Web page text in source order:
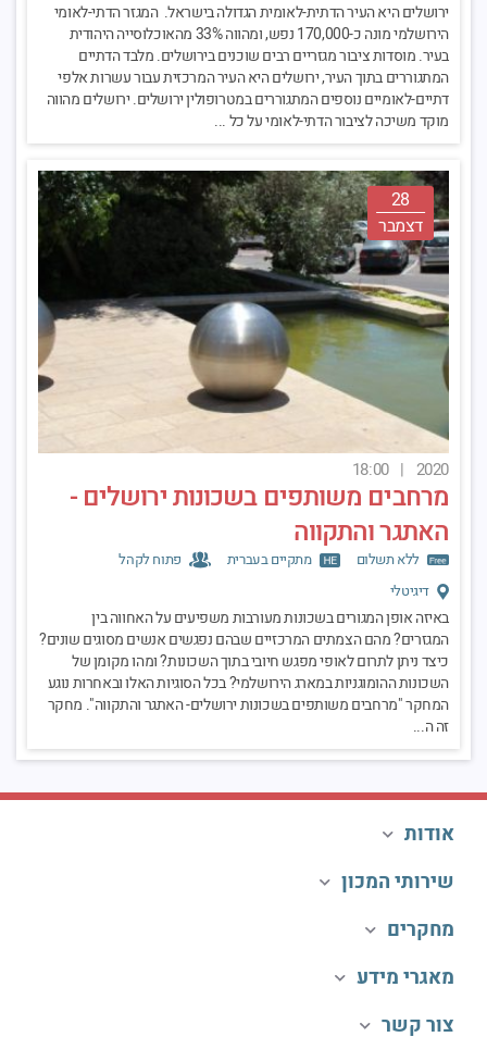
ירושלים היא העיר הדתית-לאומית הגדולה בישראל. המגזר הדתי-לאומי
הירושלמי מונה כ-170,000 נפש, ומהווה 33% מהאוכלוסייה היהודית
בעיר. מוסדות ציבור מגזריים רבים שוכנים בירושלים. מלבד הדתיים
המתגוררים בתוך העיר, ירושלים היא העיר המרכזית עבור עשרות אלפי
דתיים-לאומיים נוספים המתגוררים במטרופולין ירושלים. ירושלים מהווה
מוקד משיכה לציבור הדתי-לאומי על כל ...
28
דצמבר
2020
|
18:00
מרחבים משותפים בשכונות ירושלים -
האתגר והתקווה
ללא תשלום מתקיים בעברית
פתוח לקהל
דיגיטלי
באיזה אופן המגורים בשכונות מעורבות משפיעים על האחווה בין
המגזרים? מהם הצמתים המרכזיים שבהם נפגשים אנשים מסוגים שונים?
כיצד ניתן לתרום לאופי מפגש חיובי בתוך השכונות? ומהו מקומן של
השכונות ההומוגניות במארג הירושלמי? בכל הסוגיות האלו ובאחרות נוגע
המחקר "מרחבים משותפים בשכונות ירושלים- האתגר והתקווה". מחקר
זה ה...
אודות
שירותי המכון
מחקרים
מאגרי מידע
צור קשר